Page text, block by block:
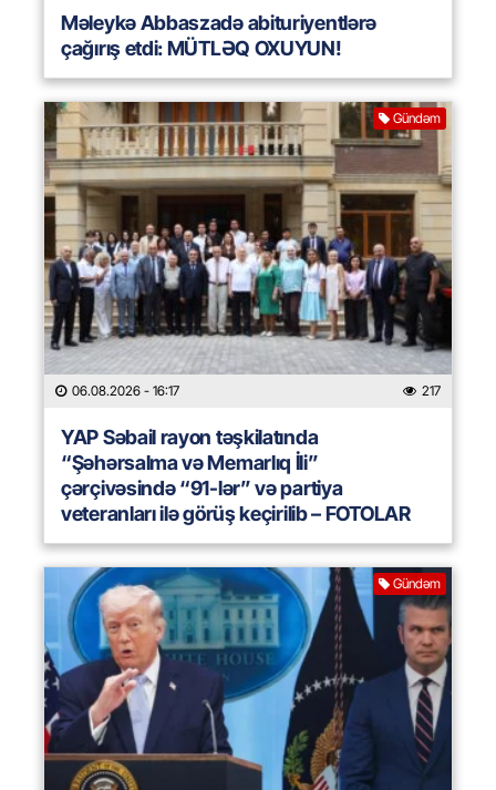
Məleykə Abbaszadə abituriyentlərə
çağırış etdi: MÜTLƏQ OXUYUN!
Gündəm
06.08.2026 - 16:17 217
YAP Səbail rayon təşkilatında
“Şəhərsalma və Memarlıq İli”
çərçivəsində “91-lər” və partiya
veteranları ilə görüş keçirilib – FOTOLAR
Gündəm